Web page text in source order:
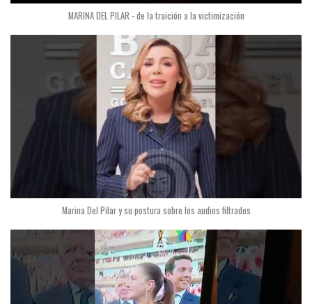
MARINA DEL PILAR - de la traición a la victimización
Marina Del Pilar y su postura sobre los audios filtrados